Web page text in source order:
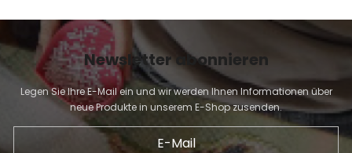
Newsletter abonnieren
Legen Sie Ihre E-Mail ein und wir werden Ihnen Informationen über
neue Produkte in unserem E-Shop zusenden.
E-Mail